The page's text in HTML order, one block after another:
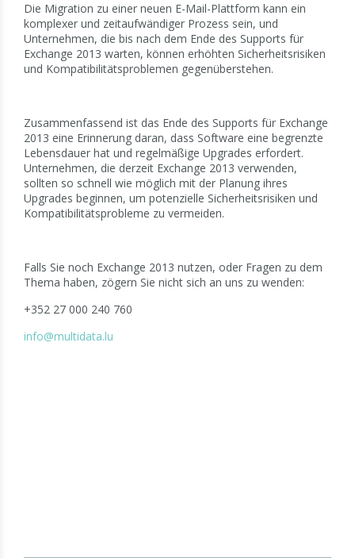
Die Migration zu einer neuen E-Mail-Plattform kann ein
komplexer und zeitaufwändiger Prozess sein, und
Unternehmen, die bis nach dem Ende des Supports für
Exchange 2013 warten, können erhöhten Sicherheitsrisiken
und Kompatibilitätsproblemen gegenüberstehen.
Zusammenfassend ist das Ende des Supports für Exchange
2013 eine Erinnerung daran, dass Software eine begrenzte
Lebensdauer hat und regelmäßige Upgrades erfordert.
Unternehmen, die derzeit Exchange 2013 verwenden,
sollten so schnell wie möglich mit der Planung ihres
Upgrades beginnen, um potenzielle Sicherheitsrisiken und
Kompatibilitätsprobleme zu vermeiden.
Falls Sie noch Exchange 2013 nutzen, oder Fragen zu dem
Thema haben, zögern Sie nicht sich an uns zu wenden:
+352 27 000 240 760
info@multidata.lu